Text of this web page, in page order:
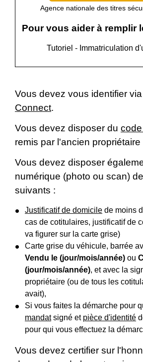
Agence nationale des titres
Pour vous aider à remplir
Tutoriel - Immatriculation
Vous devez vous identifier via
Connect.
Vous devez disposer du
remis par l'ancien
Vous devez disposer
numérique (photo ou scan)
suivants :
Justificatif de domicile de moins
cas de cotitulaires, justificatif de
va figurer sur la carte grise)
Carte grise du véhicule, barrée
Vendu le (jour/mois/année) ou
(jour/mois/année), et avec la
propriétaire (ou de tous les
avait),
Si vous faites la démarche pour
mandatsigné et pièce d'identité
pour qui vous effectuez la
Vous devez certifier sur